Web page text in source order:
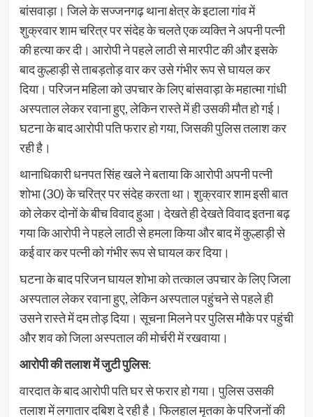
बांसवाड़ा। जिले के सज्जनगढ़ थाना क्षेत्र के इटाला गांव में
शुक्रवार शाम चरित्र पर संदेह के चलते एक व्यक्ति ने अपनी पत्नी
की हत्या कर दी। आरोपी ने पहले लाठी से मारपीट की और इसके
बाद कुल्हाड़ी से ताबड़तोड़ वार कर उसे गंभीर रूप से घायल कर
दिया। परिजन महिला को उपचार के लिए बांसवाड़ा के महात्मा गांधी
अस्पताल लेकर रवाना हुए, लेकिन रास्ते में ही उसकी मौत हो गई।
घटना के बाद आरोपी पति फरार हो गया, जिसकी पुलिस तलाश कर
रही है।
थानाधिकारी धनपत सिंह खले ने बताया कि आरोपी अपनी पत्नी
शोभा (30) के चरित्र पर संदेह करता था। शुक्रवार शाम इसी बात
को लेकर दोनों के बीच विवाद हुआ। देखते ही देखते विवाद इतना बढ़
गया कि आरोपी ने पहले लाठी से हमला किया और बाद में कुल्हाड़ी से
कई वार कर पत्नी को गंभीर रूप से घायल कर दिया।
घटना के बाद परिजन घायल शोभा को तत्काल उपचार के लिए जिला
अस्पताल लेकर रवाना हुए, लेकिन अस्पताल पहुंचने से पहले ही
उसने रास्ते में दम तोड़ दिया। सूचना मिलने पर पुलिस मौके पर पहुंची
और शव को जिला अस्पताल की मोर्चरी में रखवाया।
आरोपी की तलाश में जुटी पुलिस:
वारदात के बाद आरोपी पति घर से फरार हो गया। पुलिस उसकी
तलाश में लगातार दबिश दे रही है। फिलहाल मृतका के परिजनों की